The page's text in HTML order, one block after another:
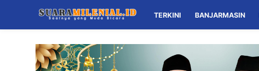
TERKINI BANJARMASIN